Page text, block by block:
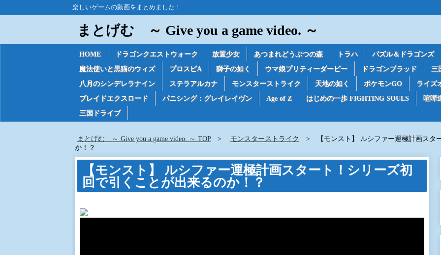
楽しいゲームの動画をまとめました！
まとげむ ～ Give you a game video. ～
HOME ドラゴンクエストウォーク 放置少女 あつまれどうぶつの森 トラハ
パズル＆ドラゴンズ
魔法使いと黒猫のウィズ
プロスピA 獅子の如く ウマ娘プリティーダービー ドラゴンブラッド
三
八月のシンデレラナイン
ステラアルカナ モンスターストライク 天地の如く ポケモンGO
ライズ
ブレイドエクスロード
パニシング：グレイレイヴン Age of Z はじめの一歩 FIGHTING SOULS
喧嘩
三国ドライブ
まとげむ ～ Give you a game video. ～ TOP モンスターストライク
【モンスト】 ルシファー運極計画ス
か！？
【モンスト】 ルシファー運極計画スタート！シリーズ初
回で引くことが出来るのか！？